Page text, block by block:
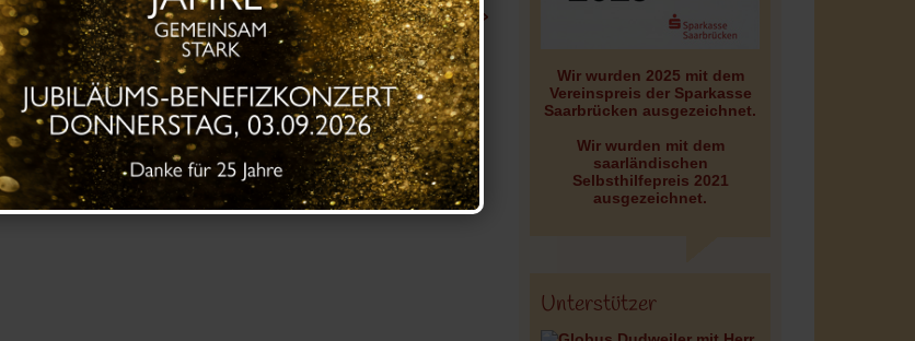
Erfahrungsberichte »
Wir wurden 2025 mit dem
Vereinspreis der Sparkasse
Saarbrücken ausgezeichnet.
Wir wurden mit dem
saarländischen
Selbsthilfepreis 2021
ausgezeichnet.
Unterstützer